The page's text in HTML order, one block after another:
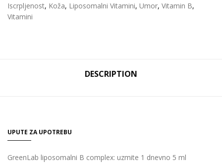
Iscrpljenost, Koža, Liposomalni Vitamini, Umor, Vitamin B,
Vitamini
DESCRIPTION
UPUTE ZA UPOTREBU
GreenLab liposomalni B complex: uzmite 1 dnevno 5 ml